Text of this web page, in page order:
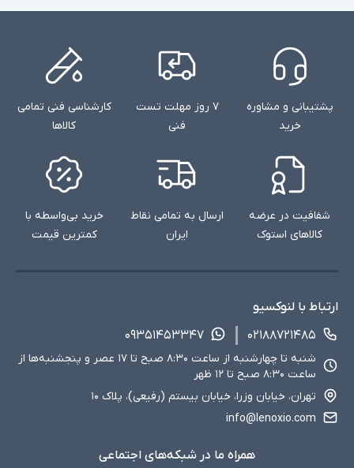
سیستم عامل ‎Windows 10 Pro
سایر امکانات نور پس زمینه کیبورد - اسلات امنیتی
توضیحات تکمیلی
امکاناتی نظیر نور پس زمینه کیبورد در همه مدلها
پشتیبانی و مشاوره
خرید
۷ روز مهلت تست
فنی
کارشناسی فنی تمامی
کالاها
شفافیت در عرضه
کالاهای استوک
ارسال به تمامی نقاط
ایران
خرید بی‌واسطه با
کمترین قیمت
ارتباط با لنوکسیو
۰۲۱۸۸۷۲۱۴۸۵
۰۹۳۵۱۴۵۳۳۴۷
شنبه تا چهارشنبه از ساعت ۸:۳۰ صبح تا ۱۷ عصر و پنجشنبه‌ها از
ساعت ۸:۳۰ صبح تا ۱۲ ظهر
تهران، خیابان وزرا، خیابان بیستم (رفیعی)، پلاک ۱۰
info@lenoxio.com
همراه ما در شبکه‌های اجتماعی